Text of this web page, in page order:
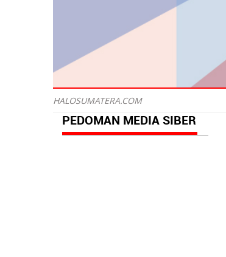
HALOSUMATERA.COM
PEDOMAN MEDIA SIBER